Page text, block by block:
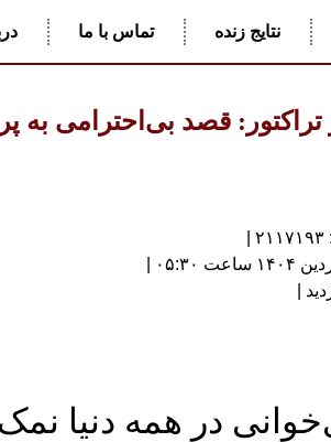
نتایج زنده تماس با ما
تراکتور: قصد بی‌احترامی به
در همه دنیا